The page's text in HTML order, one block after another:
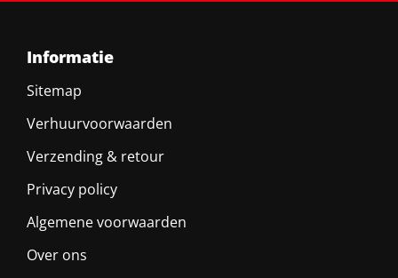
Informatie
Sitemap
Verhuurvoorwaarden
Verzending & retour
Privacy policy
Algemene voorwaarden
Over ons